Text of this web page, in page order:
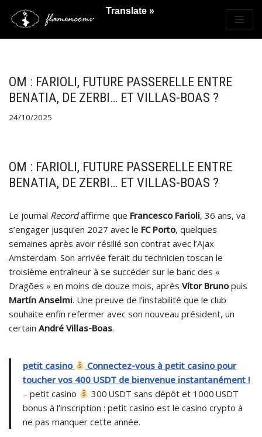
Saltar
OM : FARIOLI, FUTURE PASSERELLE ENTRE
BENATIA, DE ZERBI… ET VILLAS-BOAS ?
24/10/2025
OM : FARIOLI, FUTURE PASSERELLE ENTRE
BENATIA, DE ZERBI… ET VILLAS-BOAS ?
Le journal Recordaffirme que Francesco Farioli, 36 ans, va
s’engager jusqu’en 2027 avec le FC Porto, quelques
semaines après avoir résilié son contrat avec l’Ajax
Amsterdam. Son arrivée ferait du technicien toscan le
troisième entraîneur à se succéder sur le banc des «
Dragões » en moins de douze mois, après Vítor Brunopuis
Martín Anselmi. Une preuve de l’instabilité que le club
souhaite enfin refermer avec son nouveau président, un
certain André Villas-Boas.
petit casino
Connectez-vous à petit casino pour
toucher vos 400 USDT de bienvenue instantanément !
– petit casino
300 USDT sans dépôt et 1000 USDT
bonus à l’inscription : petit casino est le casino crypto à
ne pas manquer cette année.
Translate »